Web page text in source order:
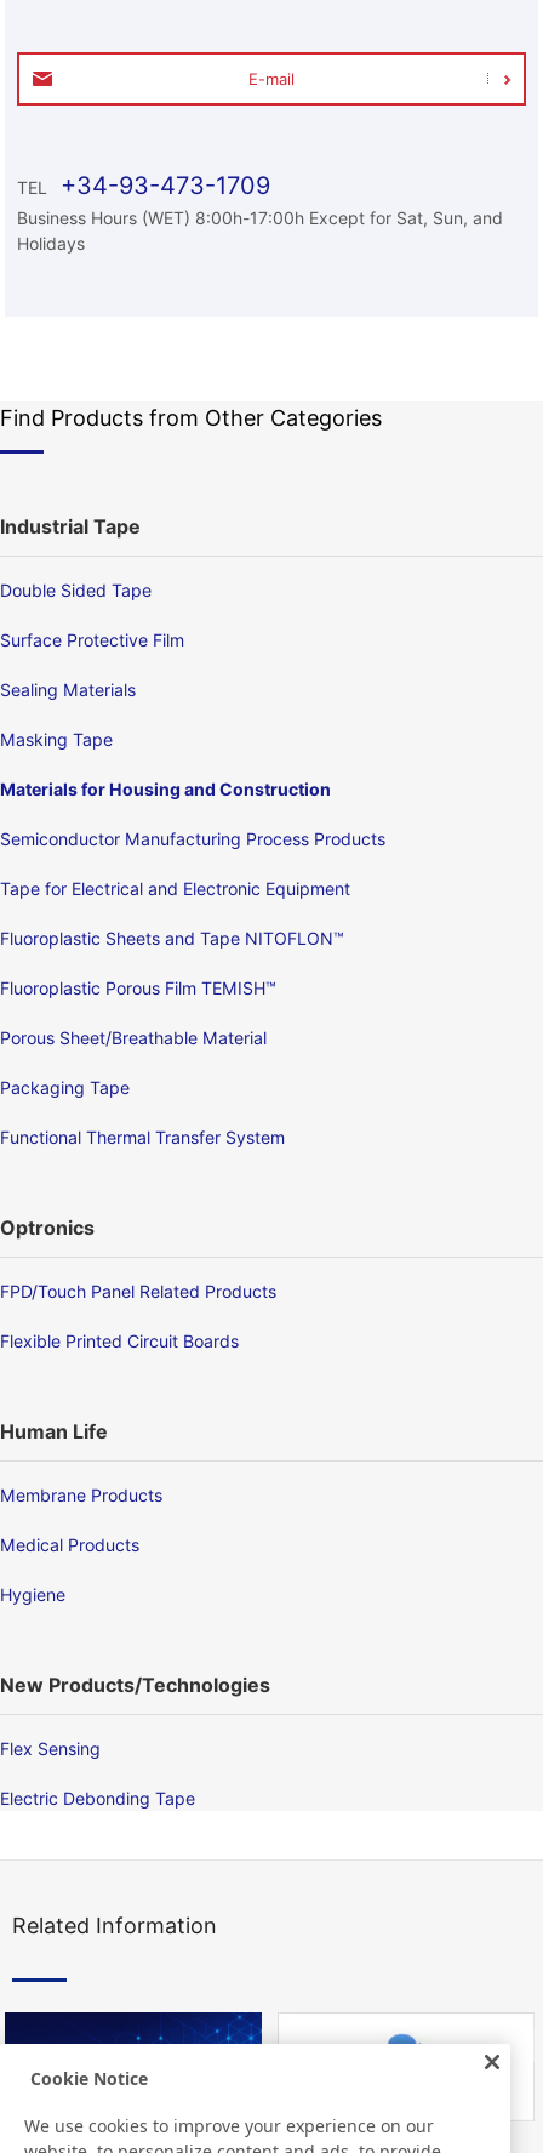
E-mail
TEL +34-93-473-1709
Business Hours (WET) 8:00h-17:00h Except for Sat, Sun, and
Holidays
Find Products from Other Categories
Industrial Tape
Double Sided Tape
Surface Protective Film
Sealing Materials
Masking Tape
Materials for Housing and Construction
Semiconductor Manufacturing Process Products
Tape for Electrical and Electronic Equipment
Fluoroplastic Sheets and Tape NITOFLON™
Fluoroplastic Porous Film TEMISH™
Porous Sheet/Breathable Material
Packaging Tape
Functional Thermal Transfer System
Optronics
FPD/Touch Panel Related Products
Flexible Printed Circuit Boards
Human Life
Membrane Products
Medical Products
Hygiene
New Products/Technologies
Flex Sensing
Electric Debonding Tape
Related Information
Cookie Notice
We use cookies to improve your experience on our